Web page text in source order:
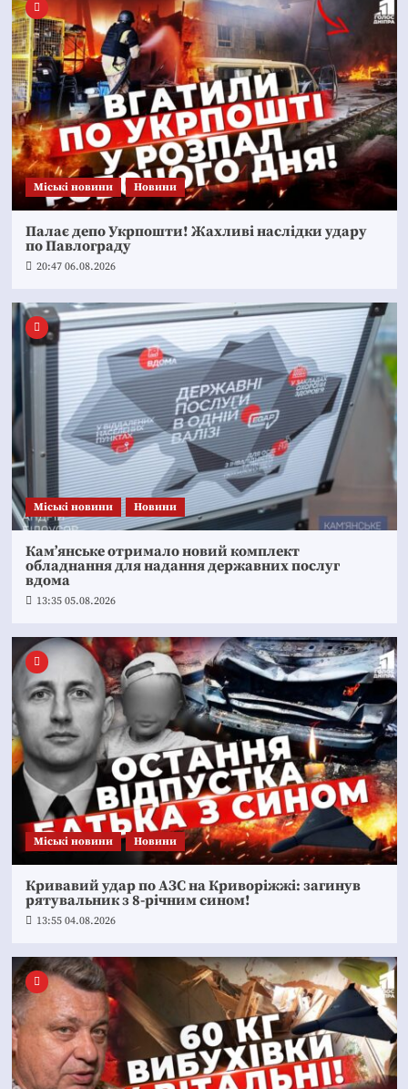
Mіські новини Новини
Палає депо Укрпошти! Жахливі наслідки удару
по Павлограду
20:47 06.08.2026
Mіські новини Новини
Кам’янське отримало новий комплект
обладнання для надання державних послуг
вдома
13:35 05.08.2026
Mіські новини Новини
Кривавий удар по АЗС на Криворіжжі: загинув
рятувальник з 8-річним сином!
13:55 04.08.2026